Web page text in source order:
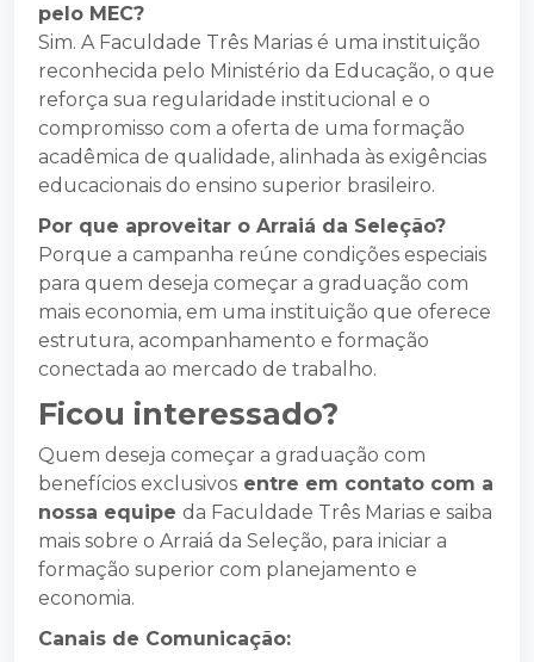
pelo MEC?
Sim. A Faculdade Três Marias é uma instituição
reconhecida pelo Ministério da Educação, o que
reforça sua regularidade institucional e o
compromisso com a oferta de uma formação
acadêmica de qualidade, alinhada às exigências
educacionais do ensino superior brasileiro.
Por que aproveitar o Arraiá da Seleção?
Porque a campanha reúne condições especiais
para quem deseja começar a graduação com
mais economia, em uma instituição que oferece
estrutura, acompanhamento e formação
conectada ao mercado de trabalho.
Ficou interessado?
Quem deseja começar a graduação com
benefícios exclusivos entre em contato com a
nossa equipe da Faculdade Três Marias e saiba
mais sobre o Arraiá da Seleção, para iniciar a
formação superior com planejamento e
economia.
Canais de Comunicação: